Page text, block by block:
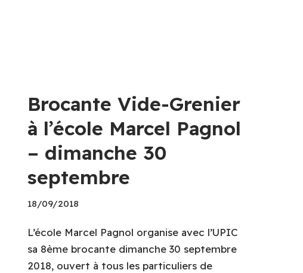
Brocante Vide-Grenier
à l’école Marcel Pagnol
– dimanche 30
septembre
18/09/2018
L’école Marcel Pagnol organise avec l’UPIC
sa 8ème brocante dimanche 30 septembre
2018, ouvert à tous les particuliers de